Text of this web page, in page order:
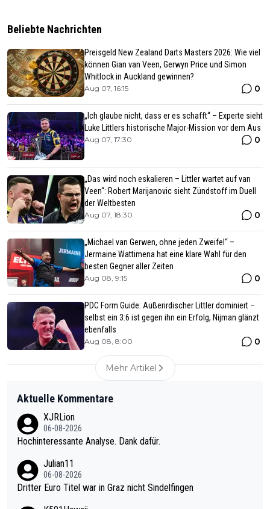
Beliebte Nachrichten
Preisgeld New Zealand Darts Masters 2026: Wie viel
können Gian van Veen, Gerwyn Price und Simon
Whitlock in Auckland gewinnen?
Aug 07, 16:15 0
„Ich glaube nicht, dass er es schafft“ – Experte sieht
Luke Littlers historische Major-Mission vor dem Aus
Aug 07, 17:30 0
„Das wird noch eskalieren – Littler wartet auf van
Veen“: Robert Marijanovic sieht Zündstoff im Duell
der Weltbesten
Aug 07, 18:30 0
„Michael van Gerwen, ohne jeden Zweifel“ –
Jermaine Wattimena hat eine klare Wahl für den
besten Gegner aller Zeiten
Aug 08, 9:15 0
PDC Form Guide: Außerirdischer Littler dominiert –
selbst ein 3:6 ist gegen ihn ein Erfolg, Nijman glänzt
ebenfalls
Aug 08, 8:00 0
Mehr Artikel
Aktuelle Kommentare
XJRLion
06-08-2026
Hochinteressante Analyse. Dank dafür.
Julian11
06-08-2026
Dritter Euro Titel war in Graz nicht Sindelfingen